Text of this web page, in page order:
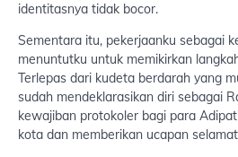
identitasnya tidak bocor.
Sementara itu, pekerjaanku sebagai
menuntutku untuk memikirkan
Terlepas dari kudeta berdarah yang
sudah mendeklarasikan diri sebagai
kewajiban protokoler bagi para
kota dan memberikan ucapan